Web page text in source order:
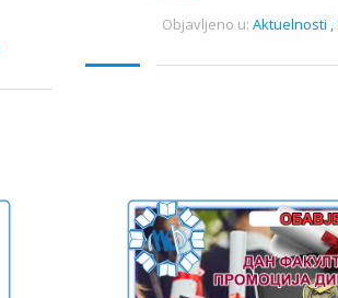
Objavljeno u: Aktuelnosti ,